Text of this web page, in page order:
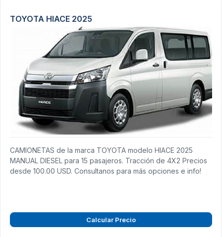
TOYOTA HIACE 2025
CAMIONETAS de la marca TOYOTA modelo HIACE 2025
MANUAL DIESEL para 15 pasajeros. Tracción de 4X2 Precios
desde 100.00 USD. Consultanos para más opciones e info!
Calcular Precio